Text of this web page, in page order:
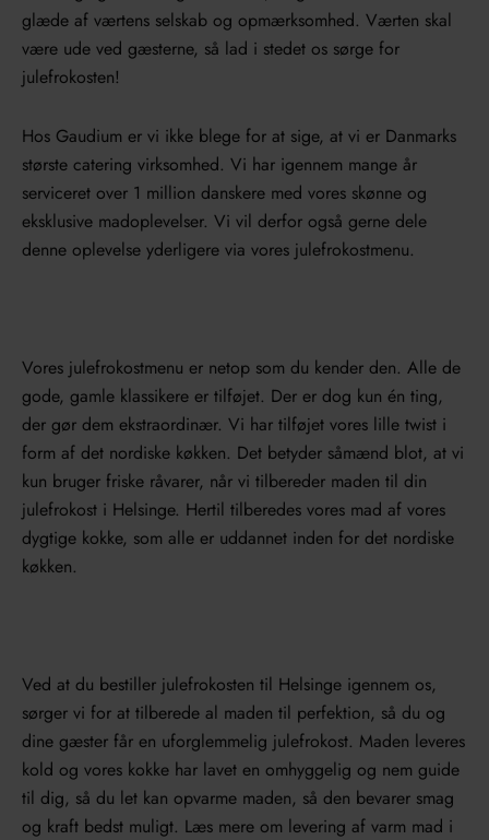
glæde af værtens selskab og opmærksomhed. Værten skal
være ude ved gæsterne, så lad i stedet os sørge for
julefrokosten!
Hos Gaudium er vi ikke blege for at sige, at vi er Danmarks
største catering virksomhed. Vi har igennem mange år
serviceret over 1 million danskere med vores skønne og
eksklusive madoplevelser. Vi vil derfor også gerne dele
denne oplevelse yderligere via vores julefrokostmenu.
Vores julefrokostmenu er netop som du kender den. Alle de
gode, gamle klassikere er tilføjet. Der er dog kun én ting,
der gør dem ekstraordinær. Vi har tilføjet vores lille twist i
form af det nordiske køkken. Det betyder såmænd blot, at vi
kun bruger friske råvarer, når vi tilbereder maden til din
julefrokost i Helsinge. Hertil tilberedes vores mad af vores
dygtige kokke, som alle er uddannet inden for det nordiske
køkken.
Ved at du bestiller julefrokosten til Helsinge igennem os,
sørger vi for at tilberede al maden til perfektion, så du og
dine gæster får en uforglemmelig julefrokost. Maden leveres
kold og vores kokke har lavet en omhyggelig og nem guide
til dig, så du let kan opvarme maden, så den bevarer smag
og kraft bedst muligt. Læs mere om levering af varm mad i